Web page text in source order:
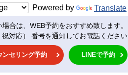
Powered by Translate
合は、WEB予約をおすすめ致します。
祝対応） 番号を通知してお電話ください
ンセリング予約 LINEで予約